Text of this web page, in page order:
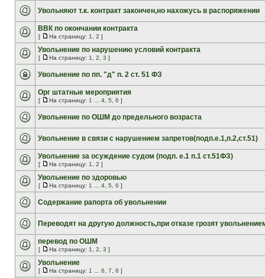
Увольняют т.к. контракт закончен,но нахожусь в распоряжении
ВВК по окончании контракта
[ На страницу: 1 2 ]
Увольнение по нарушению условий контракта
[ На страницу: 1 2 3 ]
Увольнение по пп. "д" п. 2 ст. 51 ФЗ
Орг штатные мероприятия
[ На страницу: 1 4 5 6 ]
Увольнение по ОШМ до предельного возраста
Увольнение в связи с нарушением запретов(подп.е.1,п.2,ст.51)
Увольнение за осуждение судом (подп. е.1 п.1 ст.51ФЗ)
[ На страницу: 1 2 ]
Увольнение по здоровью
[ На страницу: 1 4 5 6 ]
Содержание рапорта об увольнении
Переводят на другую должность,при отказе грозят
перевод по ОШМ
[ На страницу: 1 2 3 ]
Увольнение
[ На страницу: 1 6 7 8 ]